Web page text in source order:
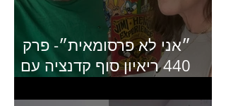
״אני לא פרסומאית״- פרק
440 ריאיון סוף קדנציה עם